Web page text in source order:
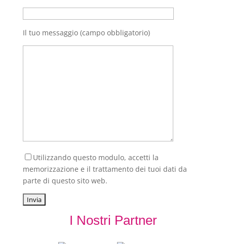
Il tuo messaggio (campo obbligatorio)
Utilizzando questo modulo, accetti la
memorizzazione e il trattamento dei tuoi dati da
parte di questo sito web.
I Nostri Partner